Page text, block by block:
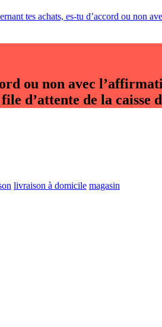
tes achats, es-tu d’accord ou non
ou non avec
d’attente de la caisse
livraison à domicile magasin